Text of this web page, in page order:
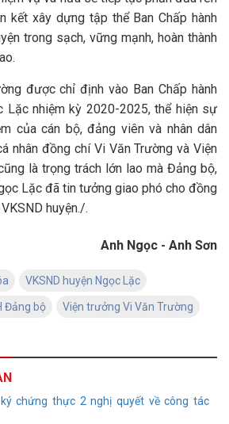
kết xây dựng tập thể Ban Chấp hành
trong sạch, vững mạnh, hoàn thành
được chỉ định vào Ban Chấp hành
Lặc nhiệm kỳ 2020-2025, thể hiện sự
của cán bộ, đảng viên và nhân dân
nhân đồng chí Vi Văn Trường và Viện
là trọng trách lớn lao mà Đảng bộ,
Lặc đã tin tưởng giao phó cho đồng
huyện./.
Anh Ngọc - Anh Sơn
VKSND huyện Ngọc Lặc
Đảng bộ Viện trưởng Vi Văn Trường
chứng thực 2 nghị quyết về công tác